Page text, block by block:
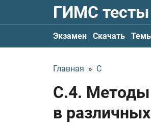
ГИМС тесты
Экзамен Скачать
Главная » С
С.4. Методы
в